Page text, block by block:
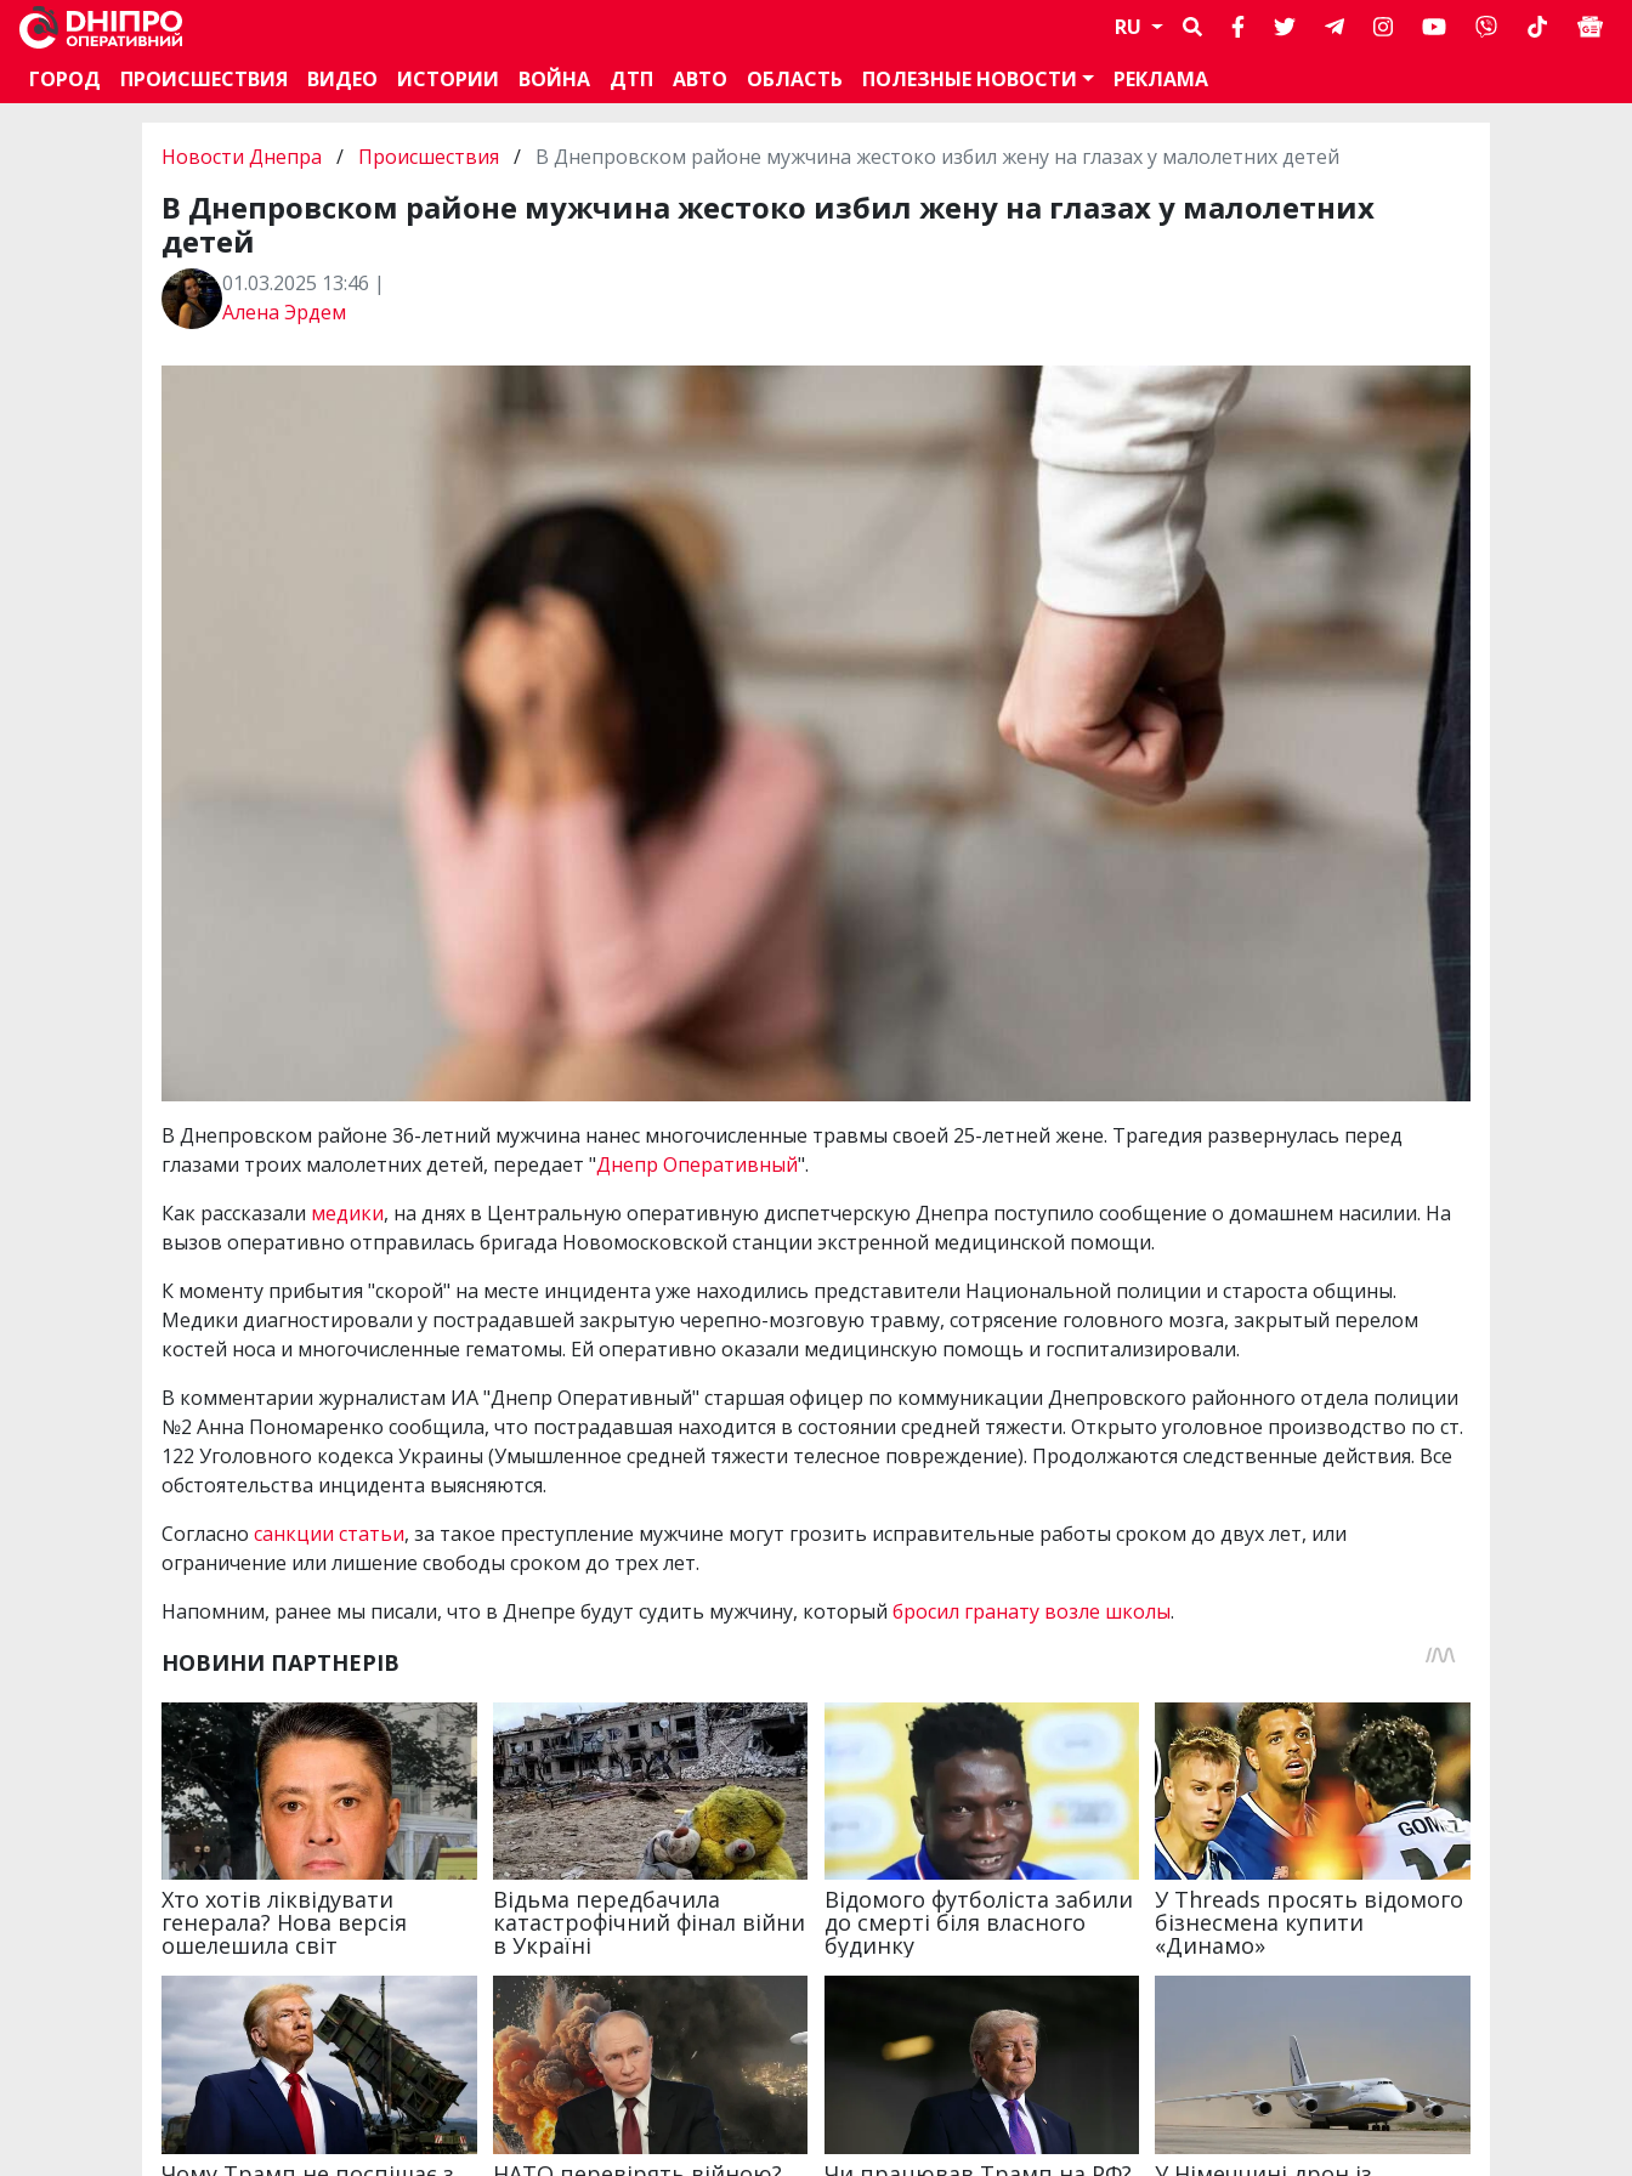
RU
ГОРОД
ПРОИСШЕСТВИЯ ВИДЕО ИСТОРИИ ВОЙНА ДТП АВТО ОБЛАСТЬ ПОЛЕЗНЫЕ НОВОСТИ РЕКЛАМА
Новости Днепра / Происшествия / В Днепровском районе мужчина жестоко избил жену на глазах у малолетних детей
В Днепровском районе мужчина жестоко избил жену на глазах у малолетних
детей
01.03.2025 13:46 |
Алена Эрдем
В Днепровском районе 36-летний мужчина нанес многочисленные травмы своей 25-летней жене. Трагедия развернулась перед
глазами троих малолетних детей, передает "Днепр Оперативный".
Как рассказали медики, на днях в Центральную оперативную диспетчерскую Днепра поступило сообщение о домашнем насилии. На
вызов оперативно отправилась бригада Новомосковской станции экстренной медицинской помощи.
К моменту прибытия "скорой" на месте инцидента уже находились представители Национальной полиции и староста общины.
Медики диагностировали у пострадавшей закрытую черепно-мозговую травму, сотрясение головного мозга, закрытый перелом
костей носа и многочисленные гематомы. Ей оперативно оказали медицинскую помощь и госпитализировали.
В комментарии журналистам ИА "Днепр Оперативный" старшая офицер по коммуникации Днепровского районного отдела полиции
№2 Анна Пономаренко сообщила, что пострадавшая находится в состоянии средней тяжести. Открыто уголовное производство по ст.
122 Уголовного кодекса Украины (Умышленное средней тяжести телесное повреждение). Продолжаются следственные действия. Все
обстоятельства инцидента выясняются.
Согласно санкции статьи, за такое преступление мужчине могут грозить исправительные работы сроком до двух лет, или
ограничение или лишение свободы сроком до трех лет.
Напомним, ранее мы писали, что в Днепре будут судить мужчину, который бросил гранату возле школы.